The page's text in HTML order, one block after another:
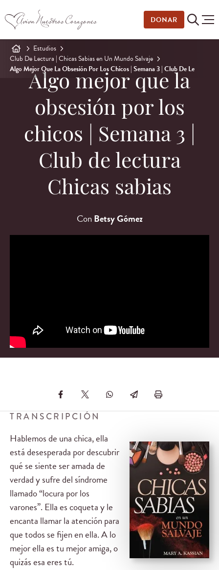
DONAR
Estudios
Club De Lectura | Chicas Sabias en Un Mundo Salvaje
Algo Mejor Que La Obsesión Por Los Chicos | Semana 3 | Club De Le
Algo mejor que la
obsesión por los
chicos | Semana 3 |
Club de lectura
Chicas sabias
ConBetsy Gómez
TRANSCRIPCIÓN
Hablemos de una chica, ella
está desesperada por descubrir
qué se siente ser amada de
verdad y sufre del síndrome
llamado “locura por los
varones”. Ella es coqueta y le
encanta llamar la atención para
que todos se fijen en ella. A lo
mejor ella es tu mejor amiga, o
quizás esa eres tú.